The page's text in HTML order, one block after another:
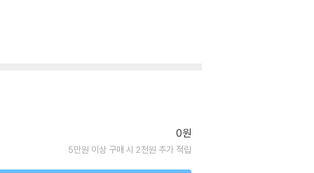
0원
5만원 이상 구매 시 2천원 추가 적립